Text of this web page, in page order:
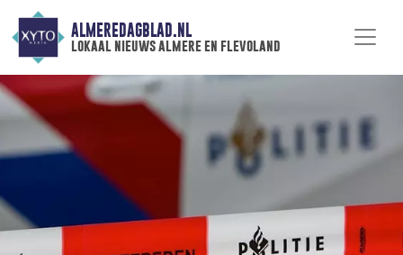
ALMEREDAGBLAD.NL
lokaal nieuws almere en flevoland